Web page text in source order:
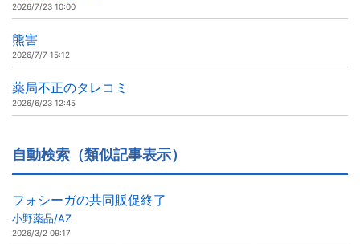
2026/7/23 10:00
熊害
2026/7/7 15:12
薬局不正のタレコミ
2026/6/23 12:45
自動検索（類似記事表示）
フォシーガの共同販促終了
小野薬品/AZ
2026/3/2 09:17